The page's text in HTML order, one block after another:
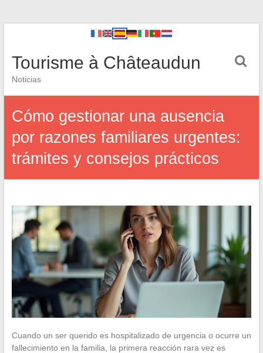
Tourisme à Châteaudun
Noticias
Cómo gestionar una ausencia
por razones familiares urgentes:
trámites y consejos prácticos
Cuando un ser querido es hospitalizado de urgencia o ocurre un
fallecimiento en la familia, la primera reacción rara vez es